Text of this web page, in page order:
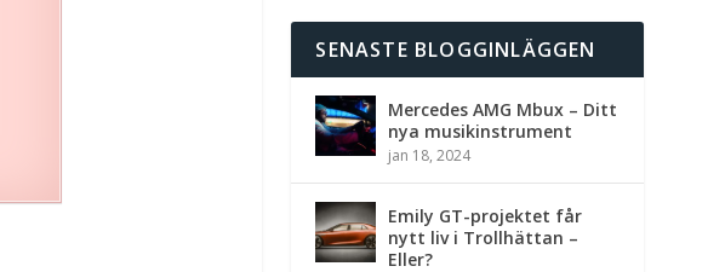
SENASTE BLOGGINLÄGGEN
Mercedes AMG Mbux – Ditt
nya musikinstrument
jan 18, 2024
Emily GT-projektet får
nytt liv i Trollhättan –
Eller?